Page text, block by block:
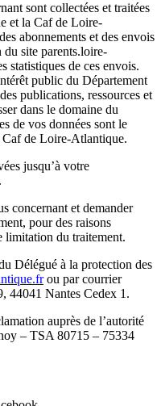
sont collectées et traitées
et la Caf de Loire-
abonnements et des envois
du site parents.loire-
statistiques de ces envois.
public du Département
publications, ressources et
dans le domaine du
de vos données sont le
de Loire-Atlantique.
jusqu’à votre
concernant et demander
pour des raisons
limitation du traitement.
Délégué à la protection des
ou par courrier
44041 Nantes Cedex 1.
auprès de l’autorité
– TSA 80715 – 75334